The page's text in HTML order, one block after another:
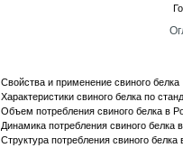
Свойства и применение свиного белка
Характеристики свиного белка по
Объем потребления свиного белка в
Динамика потребления свиного белка
Структура потребления свиного белка